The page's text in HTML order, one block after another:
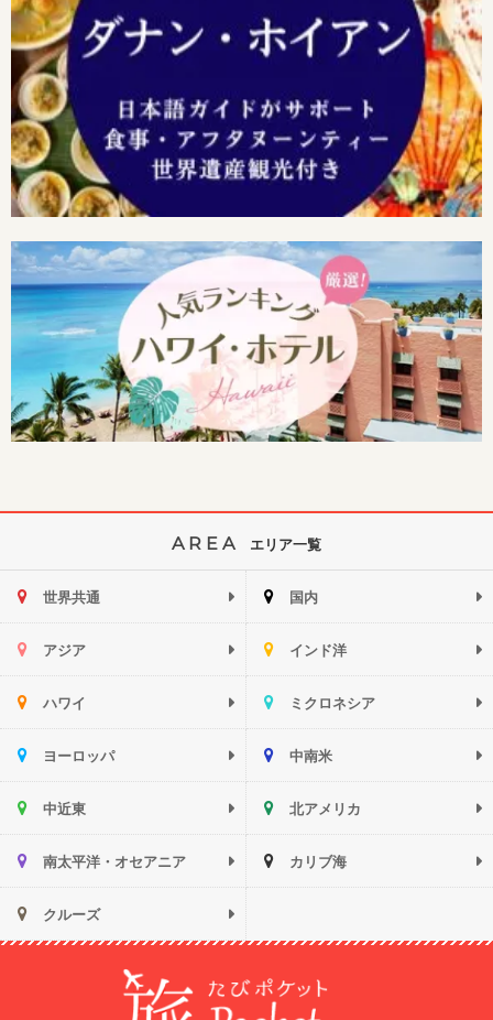
AREA エリア一覧
世界共通 国内
アジア インド洋
ハワイ ミクロネシア
ヨーロッパ 中南米
中近東 北アメリカ
南太平洋・オセアニア カリブ海
クルーズ